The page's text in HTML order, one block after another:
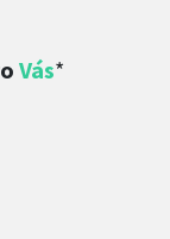
Vás*